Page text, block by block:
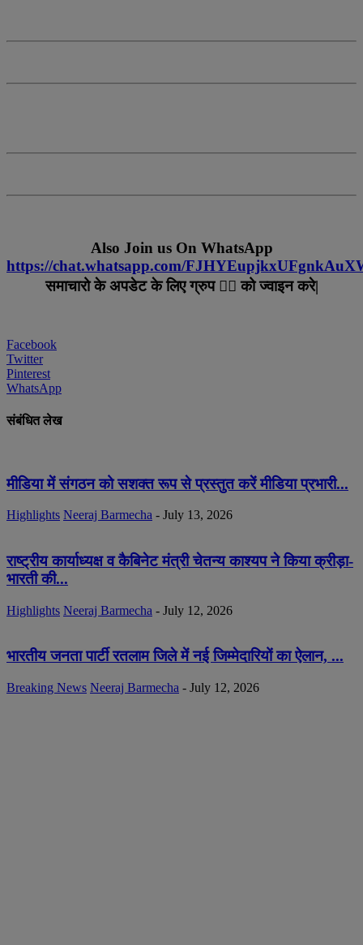
Also Join us On WhatsApp
https://chat.whatsapp.com/
समाचारो के अपडेट के लिए ग्रुप ☝🏻 को ज्वाइन करे|
Facebook
Twitter
Pinterest
WhatsApp
संबंधित लेख
मीडिया में संगठन को सशक्त रूप से प्रस्तुत करें मीडिया प्रभारी...
Highlights Neeraj Barmecha - July 13, 2026
राष्ट्रीय कार्याध्यक्ष व कैबिनेट मंत्री चेतन्य काश्यप ने किया क्रीड़ा-
भारती की...
Highlights Neeraj Barmecha - July 12, 2026
भारतीय जनता पार्टी रतलाम जिले में नई जिम्मेदारियों का ऐलान, ...
Breaking News Neeraj Barmecha - July 12, 2026